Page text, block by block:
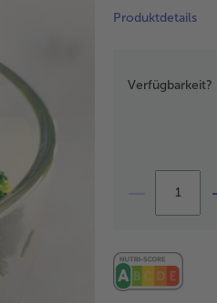
Produktdetails
Verfügbarkeit?